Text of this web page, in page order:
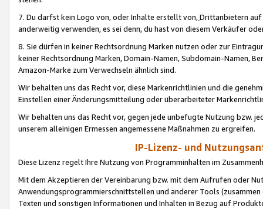
7. Du darfst kein Logo von, oder Inhalte erstellt von,Drittanbietern auf
anderweitig verwenden, es sei denn, du hast von diesem Verkäufer
8. Sie dürfen in keiner Rechtsordnung Marken nutzen oder zur
keiner Rechtsordnung Marken, Domain-Namen, Subdomain-Namen,
Amazon-Marke zum Verwechseln ähnlich sind.
Wir behalten uns das Recht vor, diese Markenrichtlinien und die
Einstellen einer Änderungsmitteilung oder überarbeiteter
Wir behalten uns das Recht vor, gegen jede unbefugte Nutzung bzw.
unserem alleinigen Ermessen angemessene Maßnahmen zu ergreifen.
IP-Lizenz- und
Diese Lizenz regelt Ihre Nutzung von Programminhalten im
Mit dem Akzeptieren der Vereinbarung bzw. mit dem Aufrufen oder
Anwendungsprogrammierschnittstellen und anderer Tools (zusammen
Texten und sonstigen Informationen und Inhalten in Bezug auf